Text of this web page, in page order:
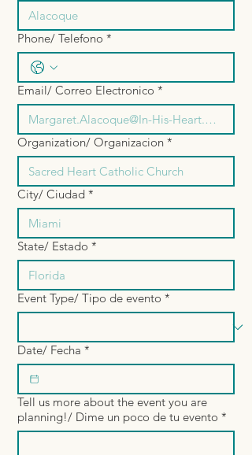
Phone/ Telefono *
Email/ Correo Electronico *
Organization/ Organizacion *
City/ Ciudad *
State/ Estado *
Event Type/ Tipo de evento *
Date/ Fecha *
Tell us more about the event you are
planning!/ Dime un poco de tu evento *